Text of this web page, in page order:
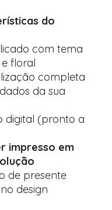
do
com tema
floral
completa
da sua
digital (pronto a
impresso em
de presente
design